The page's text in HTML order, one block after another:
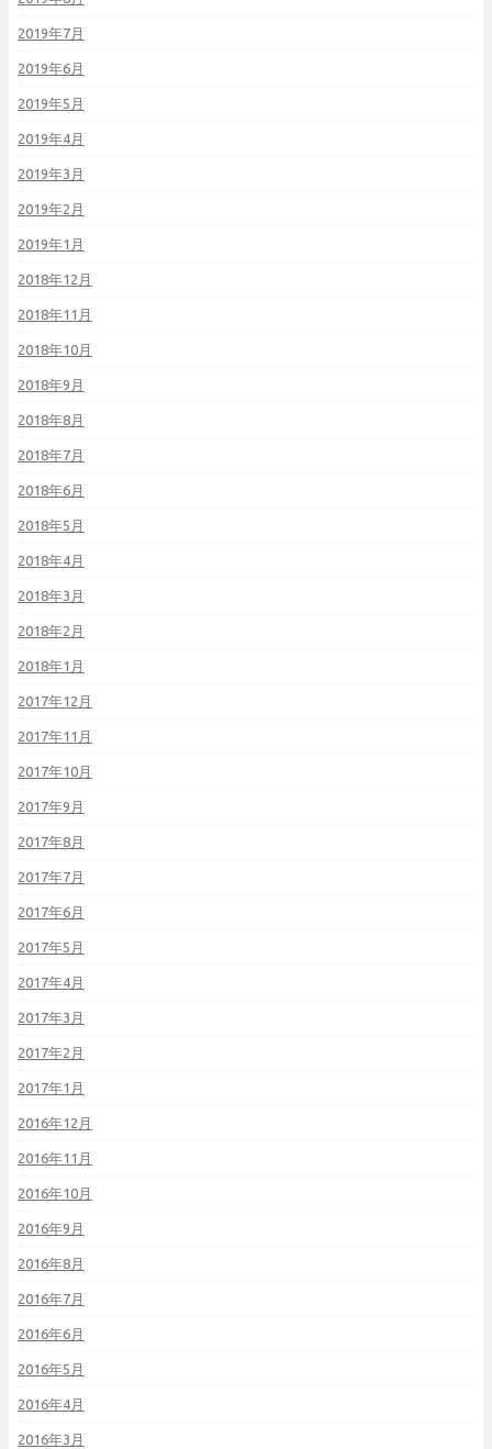
2019年7月
2019年6月
2019年5月
2019年4月
2019年3月
2019年2月
2019年1月
2018年12月
2018年11月
2018年10月
2018年9月
2018年8月
2018年7月
2018年6月
2018年5月
2018年4月
2018年3月
2018年2月
2018年1月
2017年12月
2017年11月
2017年10月
2017年9月
2017年8月
2017年7月
2017年6月
2017年5月
2017年4月
2017年3月
2017年2月
2017年1月
2016年12月
2016年11月
2016年10月
2016年9月
2016年8月
2016年7月
2016年6月
2016年5月
2016年4月
2016年3月